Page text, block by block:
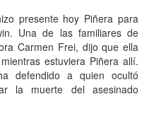
presente hoy Piñera para
Una de las familiares de
Carmen Frei, dijo que ella
estuviera Piñera allí.
defendido a quien ocultó
la muerte del asesinado